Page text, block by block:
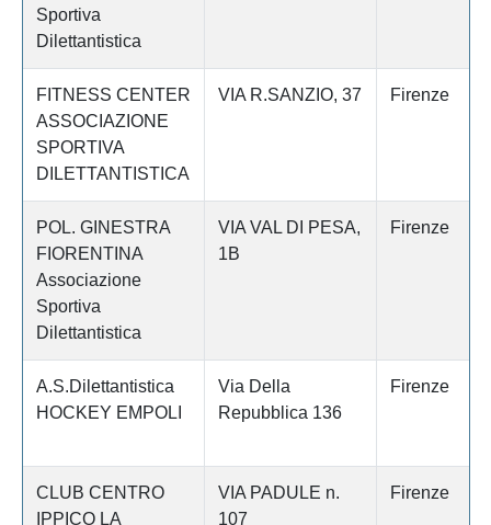
Sportiva
Dilettantistica
FITNESS CENTER
ASSOCIAZIONE
SPORTIVA
DILETTANTISTICA
VIA R.SANZIO, 37 Firenze
POL. GINESTRA
FIORENTINA
Associazione
Sportiva
Dilettantistica
VIA VAL DI PESA,
1B
Firenze
A.S.Dilettantistica
HOCKEY EMPOLI
Via Della
Repubblica 136
Firenze
CLUB CENTRO
IPPICO LA
VIA PADULE n.
107
Firenze